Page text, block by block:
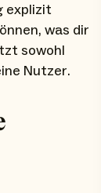
explizit
was dir
sowohl
Nutzer.